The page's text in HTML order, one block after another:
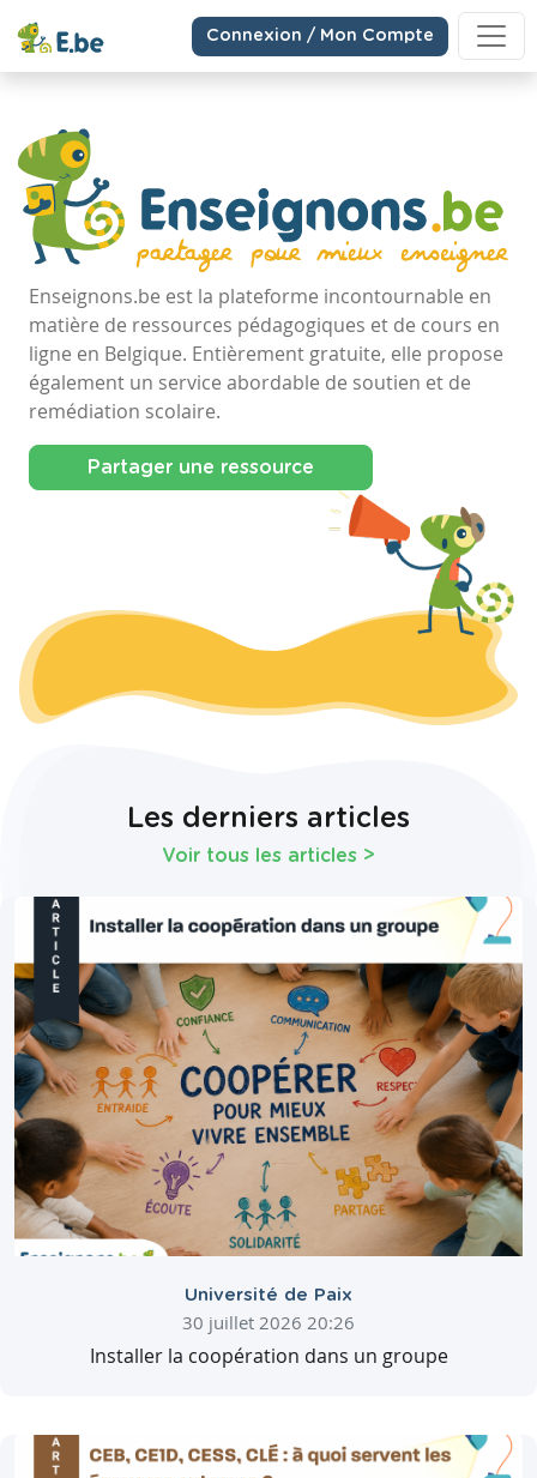
Connexion / Mon Compte
Enseignons.be est la plateforme incontournable en
matière de ressources pédagogiques et de cours en
ligne en Belgique. Entièrement gratuite, elle propose
également un service abordable de soutien et de
remédiation scolaire.
Partager une ressource
Les derniers articles
Voir tous les articles >
Université de Paix
30 juillet 2026 20:26
Installer la coopération dans un groupe